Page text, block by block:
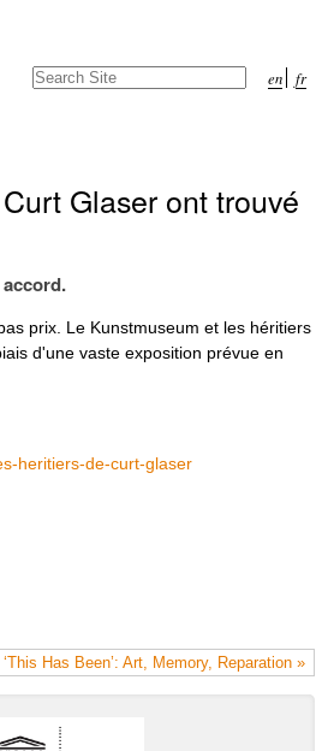
en fr
Search Site
Glaser ont trouvé
prix. Le Kunstmuseum et les héritiers
d'une vaste exposition prévue en
heritiers-de-curt-glaser
Has Been’: Art, Memory, Reparation »